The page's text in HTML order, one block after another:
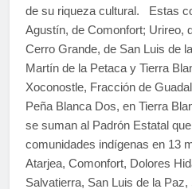
de su riqueza cultural. Estas
Agustín, de Comonfort; Urireo,
Cerro Grande, de San Luis de
Martín de la Petaca y Tierra
Xoconostle, Fracción de
Peña Blanca Dos, en Tierra
se suman al Padrón Estatal
comunidades indígenas en 13
Atarjea, Comonfort, Dolores
Salvatierra, San Luis de la Paz,